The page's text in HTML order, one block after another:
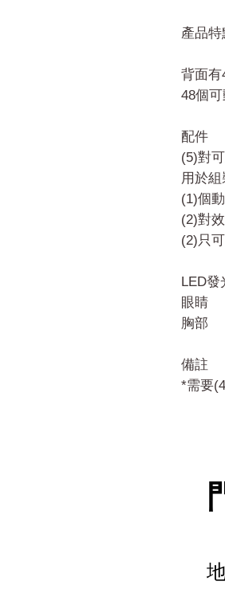
產品特
背面有
48個
配件
(5)對
用於
(1)個
(2)對
(2)只
LED發
眼睛
胸部
備註
*需要